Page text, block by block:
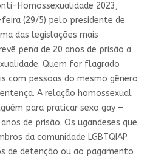
Homossexualidade 2023,
(29/5) pelo presidente de
das legislações mais
pena de 20 anos de prisão a
Quem for flagrado
com pessoas do mesmo gênero
A relação homossexual
para praticar sexo gay —
de prisão. Os ugandeses que
da comunidade LGBTQIAP
de detenção ou ao pagamento